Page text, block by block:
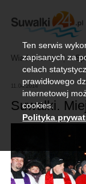
Wiadomości
11.04.2014
Suwałki.
Ten serwis
zapisanych za
celach
prawidłowego
internetowej
cookies.
Polityka